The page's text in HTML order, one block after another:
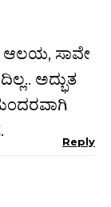
ಆಲಯ, ಸಾವೇ
ಅದ್ಭುತ
Reply